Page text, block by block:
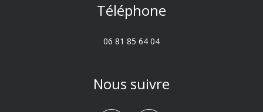
Téléphone
06 81 85 64 04
Nous suivre